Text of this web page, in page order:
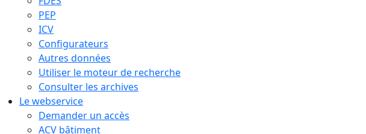
PEP
ICV
Configurateurs
Autres données
Utiliser le moteur de recherche
Consulter les archives
Le webservice
Demander un accès
ACV bâtiment